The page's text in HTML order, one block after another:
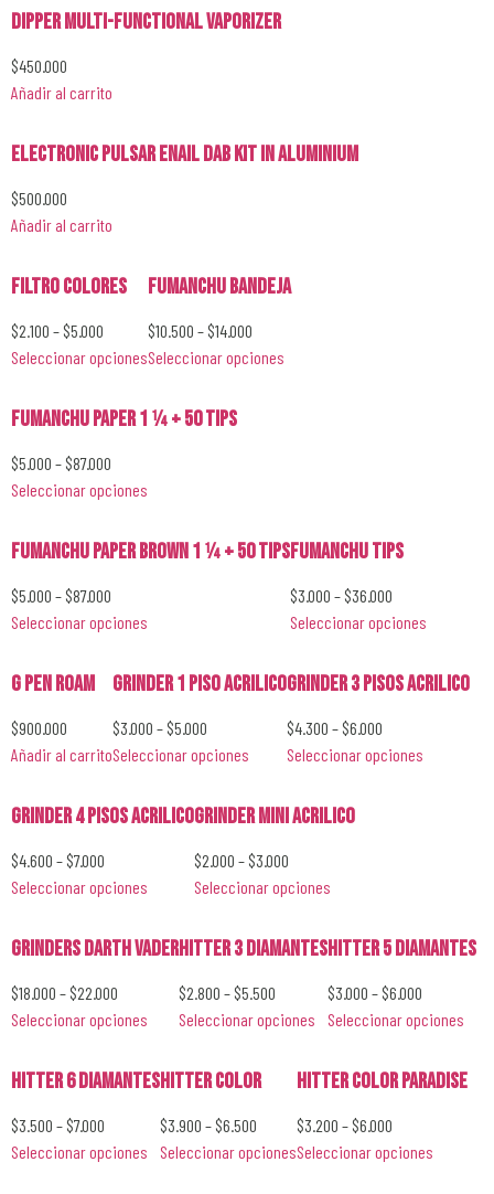
DIPPER Multi-Functional VAPORIZER
$450.000
Añadir al carrito
Electronic Pulsar Enail Dab Kit in Aluminium
$500.000
Añadir al carrito
Filtro Colores
$2.100 – $5.000
Seleccionar opciones
Fumanchu Bandeja
$10.500 – $14.000
Seleccionar opciones
Fumanchu Paper 1 1⁄4 + 50 Tips
$5.000 – $87.000
Seleccionar opciones
Fumanchu Paper Brown 1 1⁄4 + 50 Tips
$5.000 – $87.000
Seleccionar opciones
Fumanchu Tips
$3.000 – $36.000
Seleccionar opciones
G Pen Roam
$900.000
Añadir al carrito
Grinder 1 Piso Acrilico
$3.000 – $5.000
Seleccionar opciones
Grinder 3 Pisos Acrilico
$4.300 – $6.000
Seleccionar opciones
Grinder 4 Pisos Acrilico
$4.600 – $7.000
Seleccionar opciones
Grinder Mini Acrilico
$2.000 – $3.000
Seleccionar opciones
Grinders Darth Vader
$18.000 – $22.000
Seleccionar opciones
Hitter 3 Diamantes
$2.800 – $5.500
Seleccionar opciones
Hitter 5 Diamantes
$3.000 – $6.000
Seleccionar opciones
Hitter 6 Diamantes
$3.500 – $7.000
Seleccionar opciones
Hitter Color
$3.900 – $6.500
Seleccionar opciones
Hitter Color Paradise
$3.200 – $6.000
Seleccionar opciones